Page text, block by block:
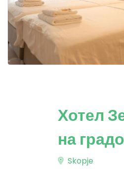
Хотел
на
Skopje